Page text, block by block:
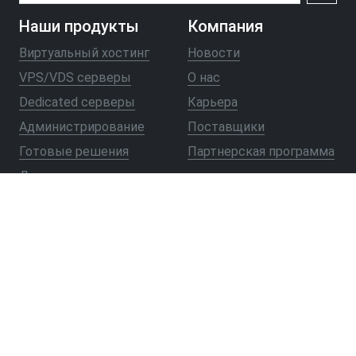
Наши продукты
Виртуальный хостинг
VPS/VDS серверы
Dedicated серверы
Администрирование
Готовые решения
Доменные имена
Компания
Новости
О нас
Карьера
Поставщики
Партнерская программа